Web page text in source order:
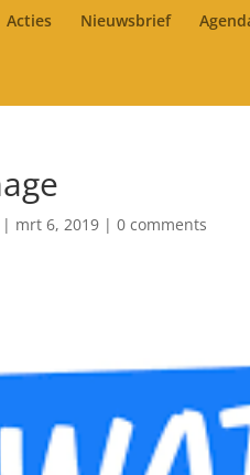
Acties Nieuwsbrief
| mrt 6, 2019 |0 comments